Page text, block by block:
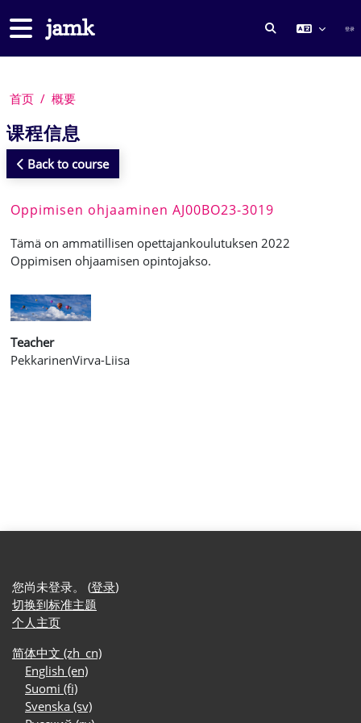
停靠面板
切换搜索输入 登录
首页 概要
课程信息
Back to course
Oppimisen ohjaaminen AJ00BO23-3019
Tämä on ammatillisen opettajankoulutuksen 2022
Oppimisen ohjaamisen opintojakso.
Teacher
PekkarinenVirva-Liisa
您尚未登录。 (登录)
切换到标准主题
个人主页
简体中文 ‎(zh_cn)‎
English ‎(en)‎
Suomi ‎(fi)‎
Svenska ‎(sv)‎